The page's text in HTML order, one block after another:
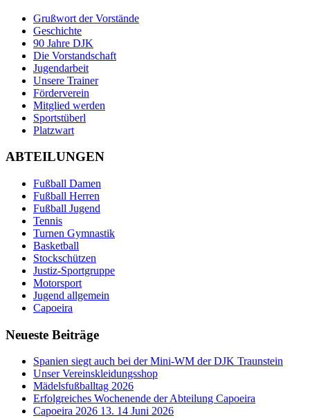
Grußwort der Vorstände
Geschichte
90 Jahre DJK
Die Vorstandschaft
Jugendarbeit
Unsere Trainer
Förderverein
Mitglied werden
Sportstüberl
Platzwart
ABTEILUNGEN
Fußball Damen
Fußball Herren
Fußball Jugend
Tennis
Turnen Gymnastik
Basketball
Stockschützen
Justiz-Sportgruppe
Motorsport
Jugend allgemein
Capoeira
Neueste Beiträge
Spanien siegt auch bei der Mini-WM der DJK Traunstein
Unser Vereinskleidungsshop
Mädelsfußballtag 2026
Erfolgreiches Wochenende der Abteilung Capoeira
Capoeira 2026 13. 14 Juni 2026